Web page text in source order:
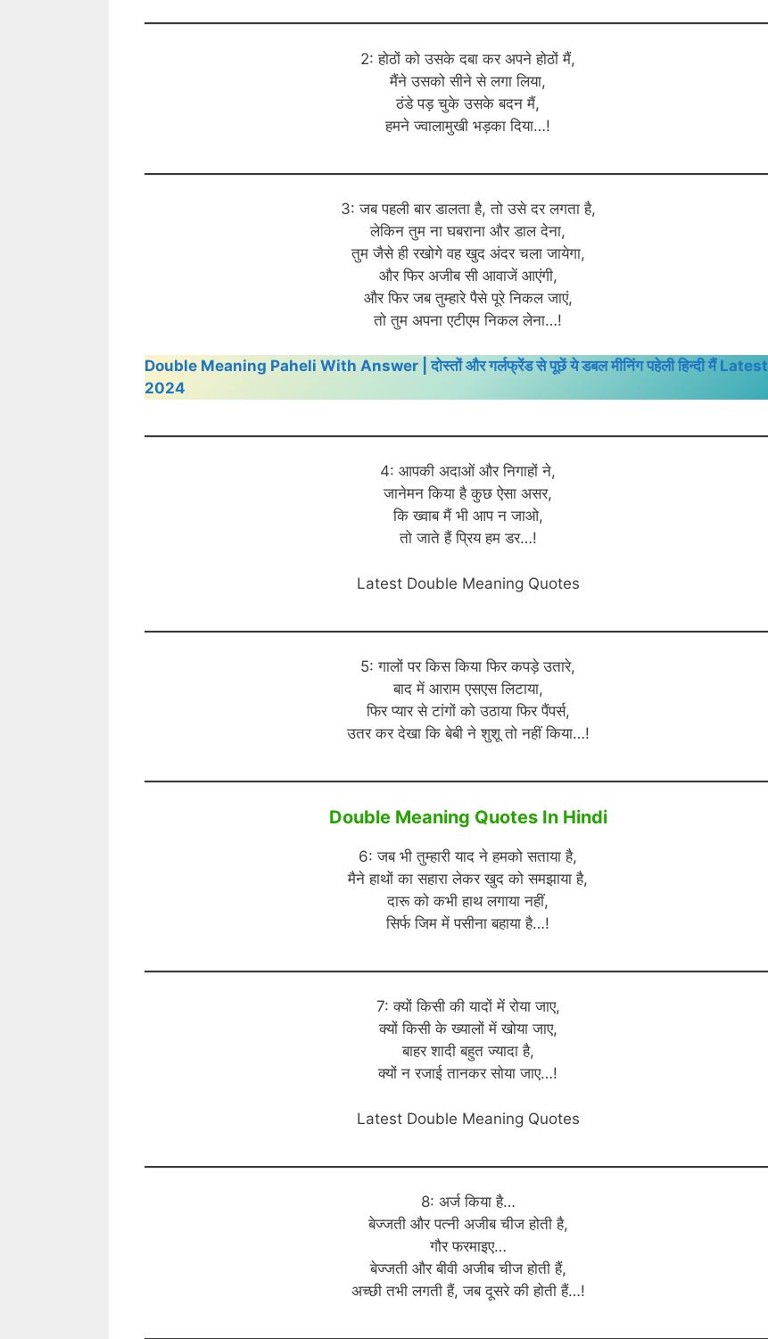
2: होठों को उसके दबा कर अपने होठों मैं,
मैंने उसको सीने से लगा लिया,
ठंडे पड़ चुके उसके बदन मैं,
हमने ज्वालामुखी भड़का दिया…!
3: जब पहली बार डालता है, तो उसे दर लगता है,
लेकिन तुम ना घबराना और डाल देना,
तुम जैसे ही रखोगे वह खुद अंदर चला जायेगा,
और फिर अजीब सी आवाजें आएंगी,
और फिर जब तुम्हारे पैसे पूरे निकल जाएं,
तो तुम अपना एटीएम निकल लेना…!
Double Meaning Paheli With Answer | दोस्तों और गर्लफ्रेंड से पूछें ये डबल मीनिंग पहेली हिन्दी मैं Latest
2024
4: आपकी अदाओं और निगाहों ने,
जानेमन किया है कुछ ऐसा असर,
कि ख्वाब मैं भी आप न जाओ,
तो जाते हैं प्रिय हम डर…!
Latest Double Meaning Quotes
5: गालों पर किस किया फिर कपड़े उतारे,
बाद में आराम एसएस लिटाया,
फिर प्यार से टांगों को उठाया फिर पैंपर्स,
उतर कर देखा कि बेबी ने शुशू तो नहीं किया…!
Double Meaning Quotes In Hindi
6: जब भी तुम्हारी याद ने हमको सताया है,
मैने हाथों का सहारा लेकर खुद को समझाया है,
दारू को कभी हाथ लगाया नहीं,
सिर्फ जिम में पसीना बहाया है…!
7: क्यों किसी की यादों में रोया जाए,
क्यों किसी के ख्यालों में खोया जाए,
बाहर शादी बहुत ज्यादा है,
क्यों न रजाई तानकर सोया जाए…!
Latest Double Meaning Quotes
8: अर्ज किया है…
बेज्जती और पत्नी अजीब चीज होती है,
गौर फरमाइए…
बेज्जती और बीवी अजीब चीज होती हैं,
अच्छी तभी लगती हैं, जब दूसरे की होती हैं…!